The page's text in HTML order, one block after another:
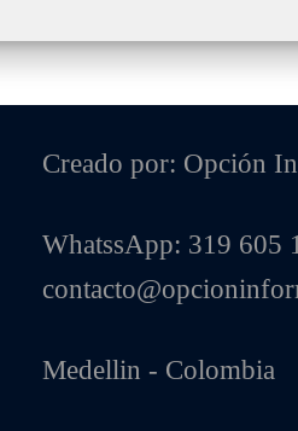
Creado por: Opción
WhatssApp: 319 605
Medellin - Colombia